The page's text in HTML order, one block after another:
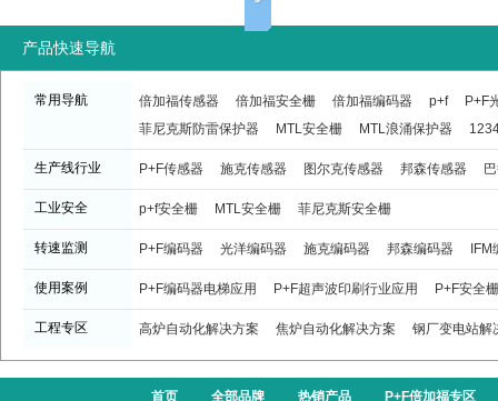
产品快速导航
常用导航 倍加福传感器 倍加福安全栅 倍加福编码器 p+f
P+F
菲尼克斯防雷保护器
MTL安全栅 MTL浪涌保护器
生产线行业 P+F传感器 施克传感器 图尔克传感器 邦森传感器
工业安全 p+f安全栅 MTL安全栅 菲尼克斯安全栅
转速监测 P+F编码器 光洋编码器 施克编码器 邦森编码器
使用案例 P+F编码器电梯应用 P+F超声波印刷行业应用 P+F安全
工程专区 高炉自动化解决方案 焦炉自动化解决方案 钢厂变电站解
首页 全部品牌 热销产品 P+F倍加福专区